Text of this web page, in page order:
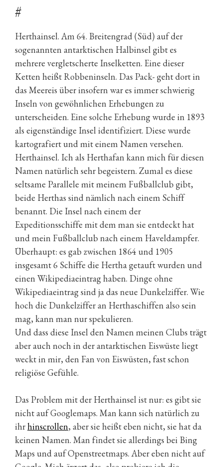
#
Herthainsel. Am 64. Breitengrad (Süd) auf der
sogenannten antarktischen Halbinsel gibt es
mehrere vergletscherte Inselketten. Eine dieser
Ketten heißt Robbeninseln. Das Pack- geht dort in
das Meereis über insofern war es immer schwierig
Inseln von gewöhnlichen Erhebungen zu
unterscheiden. Eine solche Erhebung wurde in 1893
als eigenständige Insel identifiziert. Diese wurde
kartografiert und mit einem Namen versehen.
Herthainsel. Ich als Herthafan kann mich für diesen
Namen natürlich sehr begeistern. Zumal es diese
seltsame Parallele mit meinem Fußballclub gibt,
beide Herthas sind nämlich nach einem Schiff
benannt. Die Insel nach einem der
Expeditionsschiffe mit dem man sie entdeckt hat
und mein Fußballclub nach einem Haveldampfer.
Überhaupt: es gab zwischen 1864 und 1905
insgesamt 6 Schiffe die Hertha getauft wurden und
einen Wikipediaeintrag haben. Dinge ohne
Wikipediaeintrag sind ja das neue Dunkelziffer. Wie
hoch die Dunkelziffer an Herthaschiffen also sein
mag, kann man nur spekulieren.
Und dass diese Insel den Namen meinen Clubs trägt
aber auch noch in der antarktischen Eiswüste liegt
weckt in mir, den Fan von Eiswüsten, fast schon
religiöse Gefühle.
Das Problem mit der Herthainsel ist nur: es gibt sie
nicht auf Googlemaps. Man kann sich natürlich zu
ihrhinscrollen, aber sie heißt eben nicht, sie hat da
keinen Namen. Man findet sie allerdings bei Bing
Maps und auf Openstreetmaps. Aber eben nicht auf